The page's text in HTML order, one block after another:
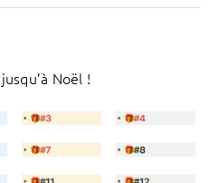
Noël !